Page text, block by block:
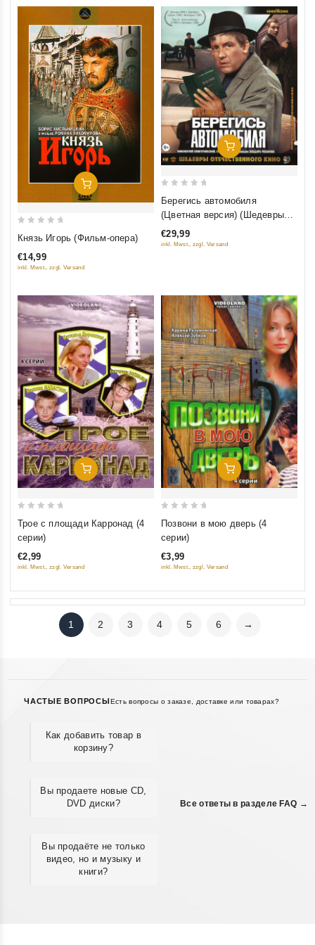
Добавить В Корзину
of
Князь Игорь (Фильм-опера)
€14,99
inkl. Mwst., zzgl. Versand
Добавить В Корзину
out
5
Берегись автомобиля
(Цветная версия) (Шедевры
отечественного кино) (Blu-ray)
€29,99
inkl. Mwst., zzgl. Versand
Добавить В Корзину
out
5
Трое с площади Карронад (4
серии)
€2,99
inkl. Mwst., zzgl. Versand
Добавить В Корзину
5
Позвони в мою дверь (4
серии)
€3,99
inkl. Mwst., zzgl. Versand
1 2 3 4 5 6 →
ЧАСТЫЕ ВОПРОСЫ Есть вопросы о заказе, доставке или товарах?
Как добавить товар в
корзину?
Вы продаете новые CD,
DVD диски?
Вы продаёте не только
видео, но и музыку и
книги?
Все ответы в разделе FAQ →